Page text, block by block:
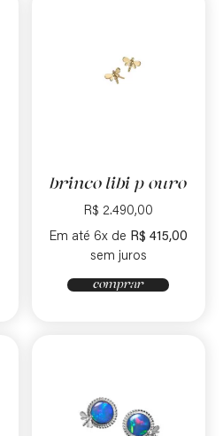
brinco libi p ouro
R$ 2.490,00
Em até 6x de R$ 415,00
sem juros
comprar